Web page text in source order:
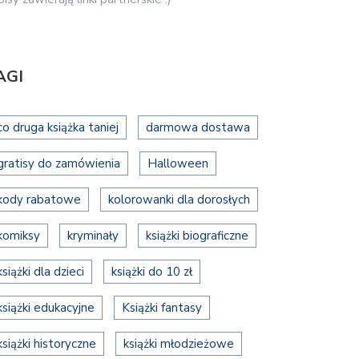
druga książka taniej darmowa dostawa
do zamówienia Halloween
rabatowe kolorowanki dla dorosłych
kryminały książki biograficzne
dla dzieci książki do 10 zł
edukacyjne Książki fantasy
historyczne książki młodzieżowe